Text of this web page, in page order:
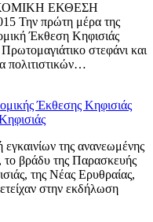
ΕΚΘΕΣΗ
Την πρώτη μέρα της
Έκθεση Κηφισιάς
στεφάνι και
πολιτιστικών…
εγκαινίων της ανανεωμένης
το βράδυ της Παρασκευής
της Νέας Ερυθραίας,
στην εκδήλωση